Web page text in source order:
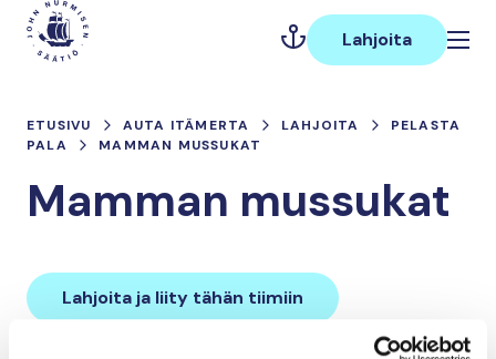
Hyppää
sisältöön
Päävalikko
Lahjoita
ETUSIVU AUTA ITÄMERTA LAHJOITA
PELASTA
PALA
MAMMAN MUSSUKAT
Mamman mussukat
Lahjoita ja liity tähän tiimiin